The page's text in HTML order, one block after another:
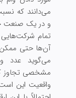
می‌دانند که
و در یک صنعت
تمام شرکت‌هایی
آن‌ها حتی ممکن
می‌گوید عدد
مشخصی تجاوز
واقعیت این